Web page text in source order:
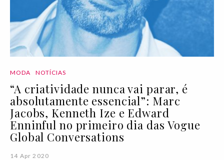
MODA NOTÍCIAS
“A criatividade nunca vai parar, é
absolutamente essencial”: Marc
Jacobs, Kenneth Ize e Edward
Enninful no primeiro dia das Vogue
Global Conversations
14 Apr 2020